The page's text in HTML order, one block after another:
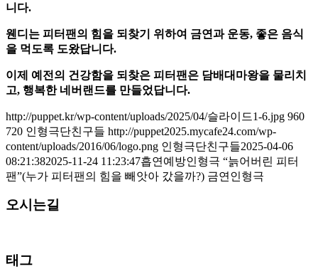
니다.
웬디는 피터팬의 힘을 되찾기 위하여 금연과 운동, 좋은 음식
을 먹도록 도왔답니다.
이제 예전의 건강함을 되찾은 피터팬은 담배대마왕을 물리치
고, 행복한 네버랜드를 만들었답니다.
http://puppet.kr/wp-content/uploads/2025/04/슬라이드1-6.jpg 960
720 인형극단친구들 http://puppet2025.mycafe24.com/wp-
content/uploads/2016/06/logo.png 인형극단친구들2025-04-06
08:21:382025-11-24 11:23:47흡연예방인형극 “늙어버린 피터
팬”(누가 피터팬의 힘을 빼앗아 갔을까?) 금연인형극
오시는길
태그